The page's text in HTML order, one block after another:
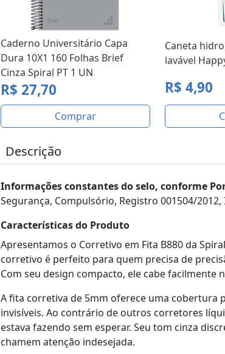
Caderno Universitário Capa
Dura 10X1 160 Folhas Brief
Cinza Spiral PT 1 UN
R$ 27,70
Comprar
Caneta
lavável
R$ 4,90
Descrição
Informações constantes do selo, conforme
Segurança, Compulsório, Registro 001504/2012,
Características do Produto
Apresentamos o Corretivo em Fita B880 da
corretivo é perfeito para quem precisa de
Com seu design compacto, ele cabe
A fita corretiva de 5mm oferece uma cobertura
invisíveis. Ao contrário de outros corretores
estava fazendo sem esperar. Seu tom cinza
chamem atenção indesejada.